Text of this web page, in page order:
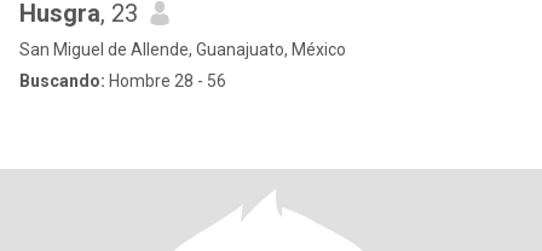
Husgra, 23
San Miguel de Allende, Guanajuato, México
Buscando: Hombre 28 - 56